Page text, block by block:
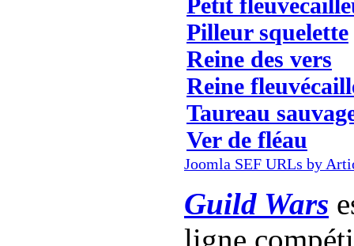
Petit
Pilleur squelette
Reine des vers
Reine
Taureau
Ver de fléau
Joomla SEF URLs by
Guild Wars